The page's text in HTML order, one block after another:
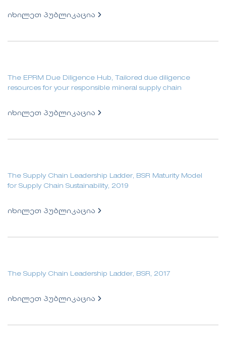
იხილეთ პუბლიკაცია
The EPRM Due Diligence Hub, Tailored due diligence
resources for your responsible mineral supply chain
იხილეთ პუბლიკაცია
The Supply Chain Leadership Ladder, BSR Maturity Model
for Supply Chain Sustainability, 2019
იხილეთ პუბლიკაცია
The Supply Chain Leadership Ladder, BSR, 2017
იხილეთ პუბლიკაცია